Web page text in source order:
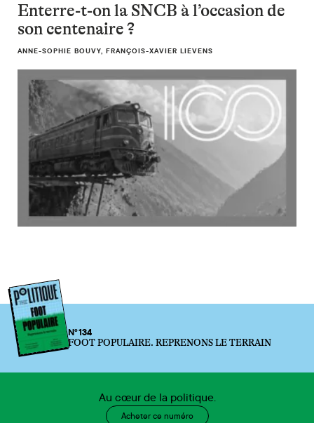
Enterre-t-on la SNCB à l’occasion de
son centenaire ?
ANNE-SOPHIE BOUVY, FRANÇOIS-XAVIER LIEVENS
N°134
FOOT POPULAIRE. REPRENONS LE TERRAIN
Au cœur de la politique.
Acheter ce numéro